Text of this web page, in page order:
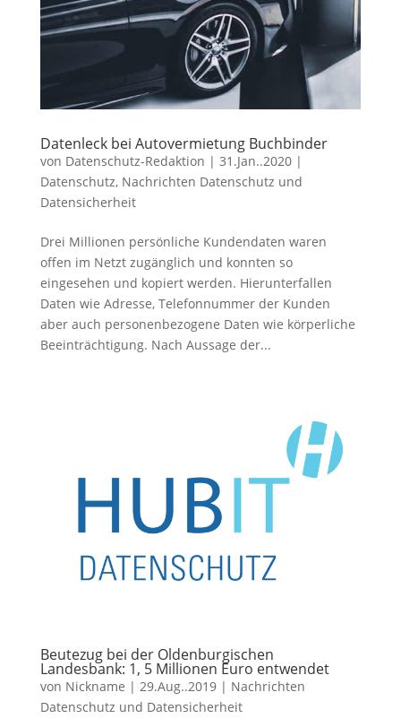
Datenleck bei Autovermietung Buchbinder
von Datenschutz-Redaktion | 31.Jan..2020|
Datenschutz, Nachrichten Datenschutz und
Datensicherheit
Drei Millionen persönliche Kundendaten waren
offen im Netzt zugänglich und konnten so
eingesehen und kopiert werden. Hierunterfallen
Daten wie Adresse, Telefonnummer der Kunden
aber auch personenbezogene Daten wie körperliche
Beeinträchtigung. Nach Aussage der...
Beutezug bei der Oldenburgischen
Landesbank: 1, 5 Millionen Euro entwendet
von Nickname | 29.Aug..2019| Nachrichten
Datenschutz und Datensicherheit